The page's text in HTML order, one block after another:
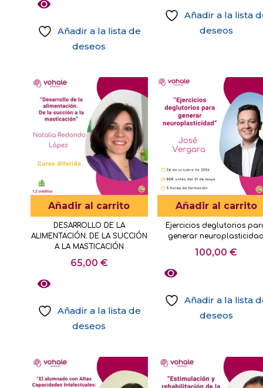
la
página
producto
precios:
desde
Añadir a la lista de
deseos
producto
tiene
múltiples
variantes.
Las
opciones
se
pueden
elegir
la
página
de
Añadir a la lista
deseos
Añadir al carrito
DESARROLLO DE LA
ALIMENTACIÓN: DE LA SUCCIÓN
A LA MASTICACIÓN
65,00 €
Añadir a la lista de
deseos
Añadir al carrito
Ejercicios deglutorios
generar
100,00€
Añadir a la lista
deseos